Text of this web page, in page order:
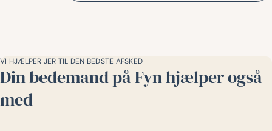
VI HJÆLPER JER TIL DEN BEDSTE AFSKED
Din bedemand på Fyn hjælper også
med